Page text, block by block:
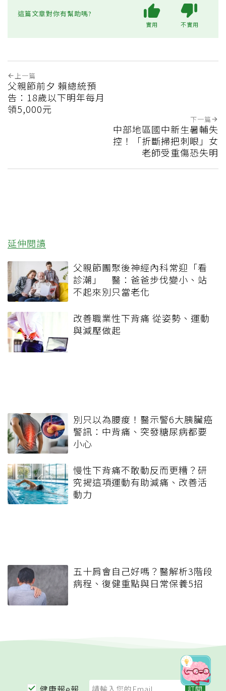
這篇文章對你有幫助嗎?
實用 不實用
上一篇
父親節前夕 賴總統預
告：18歲以下明年每月
領5,000元
下一篇
中部地區國中新生暑輔失
控！「折斷掃把刺眼」女
老師受重傷恐失明
延伸閱讀
父親節團聚後神經內科常迎「看
診潮」 醫：爸爸步伐變小、站
不起來別只當老化
改善職業性下背痛 從姿勢、運動
與減壓做起
別只以為腰痠！醫示警6大胰臟癌
警訊：中背痛、突發糖尿病都要
小心
慢性下背痛不敢動反而更糟？研
究揭這項運動有助減痛、改善活
動力
五十肩會自己好嗎？醫解析3階段
病程、復健重點與日常保養5招